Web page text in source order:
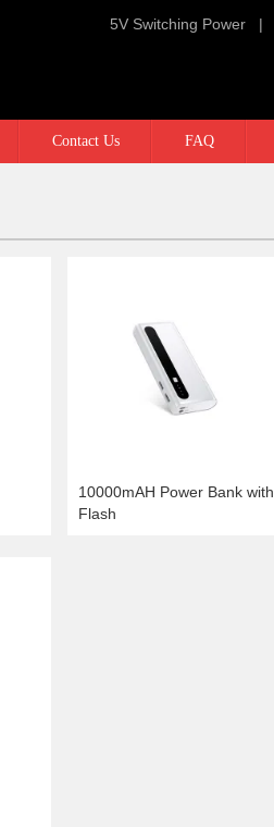
|
5V Switching Power
Contact Us FAQ
10000mAH Power Bank with
Flash